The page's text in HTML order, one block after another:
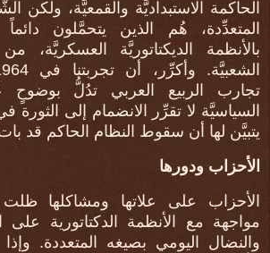
الحاكمة الاستبداديَّة والقمعيَّة، ولكن
المتعدِّدة، هُم الذين يتحمَّلون
بالأنظمة الديكتاتوريَّة العسكريَّة،
تجارب الربيع العربي تدُلُّ بوضوحٍ
السياسيَّة لا تقرِّر الانضمام إلى الثورة
يتبيَّن لها أن سقوط النظام الحاكم قد
الأحزاب ودورها
الأحزاب على علاتها ومشاكلها
مواجهة مع الأنظمة الدكتاتورية على
والنضال اليومي بصيغه المتعددة.